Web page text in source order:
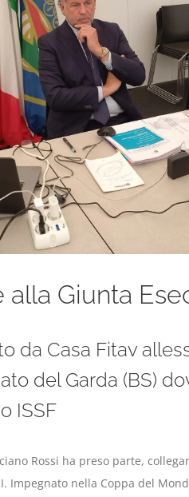
alla Giunta
da Casa Fitav
del Garda (BS)
ISSF
Rossi ha preso parte,
Impegnato nella Coppa del